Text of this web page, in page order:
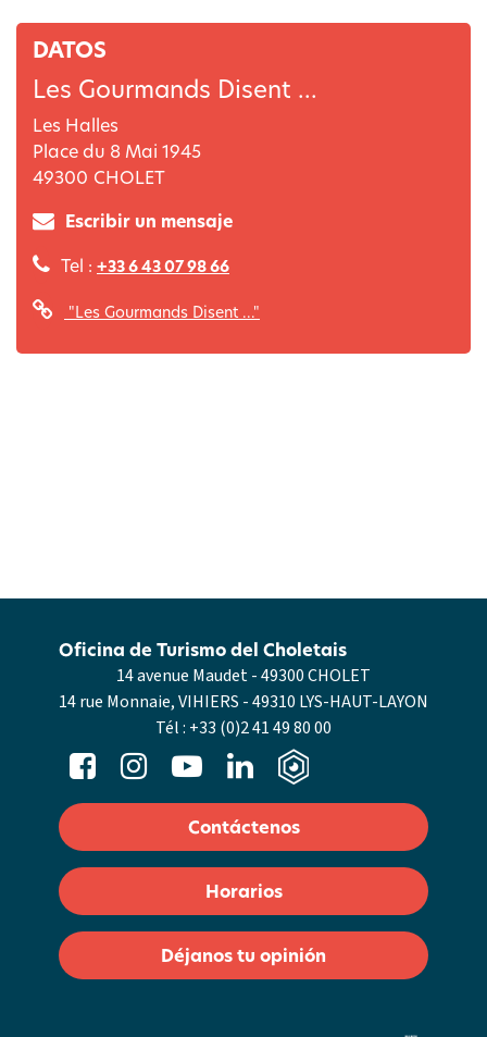
DATOS
Les Gourmands Disent ...
Les Halles
Place du 8 Mai 1945
49300 CHOLET
Escribir un mensaje
Tel : +33 6 43 07 98 66
"Les Gourmands Disent ..."
14 avenue Maudet - 49300 CHOLET
14 rue Monnaie, VIHIERS - 49310 LYS-HAUT-LAYON
Tél : +33 (0)2 41 49 80 00
Oficina de Turismo del Choletais
Contáctenos
Horarios
Déjanos tu opinión